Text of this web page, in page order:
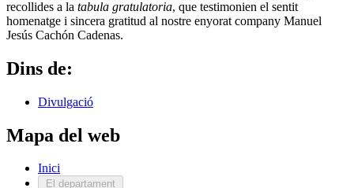
recollides a la tabula gratulatoria, que testimonien el sentit
homenatge i sincera gratitud al nostre enyorat company Manuel
Jesús Cachón Cadenas.
Dins de:
Divulgació
Mapa del web
Inici
El departament